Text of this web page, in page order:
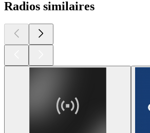
Radios similaires